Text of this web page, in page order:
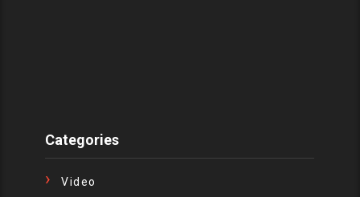
Categories
Video